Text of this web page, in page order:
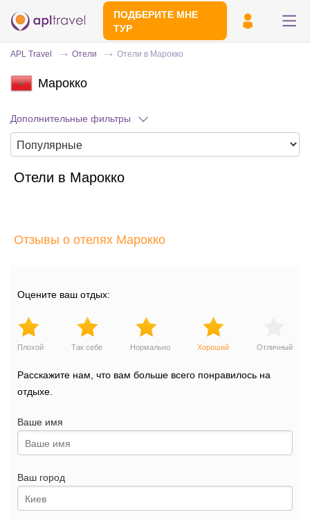
ПОДБЕРИТЕ МНЕ
ТУР
минут
APL Travel Отели Отели в Марокко
Марокко
Дополнительные фильтры
Отели в Марокко
Отзывы о отелях Марокко
Оцените ваш отдых:
Плохой Так себе Нормально Хороший Отличный
Расскажите нам, что вам больше всего понравилось на
отдыхе.
Ваше имя
Ваш город